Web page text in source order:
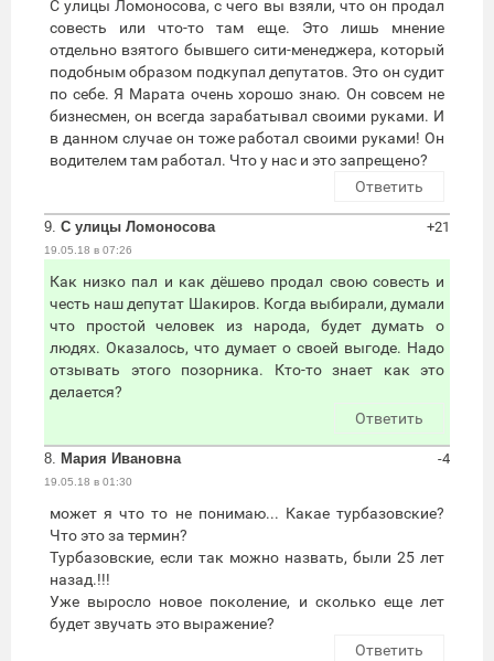
С улицы Ломоносова, с чего вы взяли, что он продал
совесть или что-то там еще. Это лишь мнение
отдельно взятого бывшего сити-менеджера, который
подобным образом подкупал депутатов. Это он судит
по себе. Я Марата очень хорошо знаю. Он совсем не
бизнесмен, он всегда зарабатывал своими руками. И
в данном случае он тоже работал своими руками! Он
водителем там работал. Что у нас и это запрещено?
Ответить
9. С улицы Ломоносова
19.05.18 в 07:26
+21
Как низко пал и как дёшево продал свою совесть и
честь наш депутат Шакиров. Когда выбирали, думали
что простой человек из народа, будет думать о
людях. Оказалось, что думает о своей выгоде. Надо
отзывать этого позорника. Кто-то знает как это
делается?
Ответить
8. Мария Ивановна
19.05.18 в 01:30
-4
может я что то не понимаю... Какае турбазовские?
Что это за термин?
Турбазовские, если так можно назвать, были 25 лет
назад.!!!
Уже выросло новое поколение, и сколько еще лет
будет звучать это выражение?
Ответить